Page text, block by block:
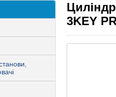
3KEY